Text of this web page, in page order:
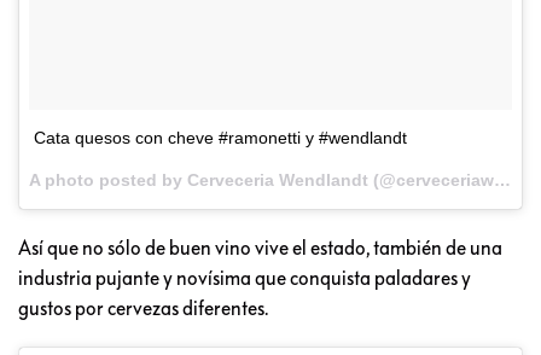
Cata quesos con cheve #ramonetti y #wendlandt
A photo posted by Cerveceria Wendlandt (@cerveceriaw) on
Así que no sólo de buen vino vive el estado, también de una
industria pujante y novísima que conquista paladares y
gustos por cervezas diferentes.